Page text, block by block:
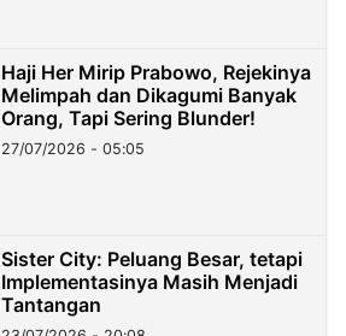
Haji Her Mirip Prabowo, Rejekinya
Melimpah dan Dikagumi Banyak
Orang, Tapi Sering Blunder!
27/07/2026 - 05:05
Sister City: Peluang Besar, tetapi
Implementasinya Masih Menjadi
Tantangan